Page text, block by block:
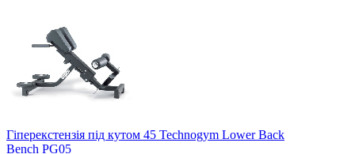
Гіперекстензія під кутом 45 Technogym Lower Back
Bench PG05